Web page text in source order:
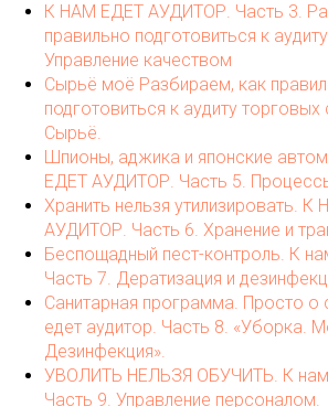
К НАМ ЕДЕТ АУДИТОР. Часть 3.
правильно подготовиться к
Управление качеством
Сырьё моё Разбираем, как
подготовиться к аудиту торговых
Сырьё.
Шпионы, аджика и японские
ЕДЕТ АУДИТОР. Часть 5.
Хранить нельзя утилизировать.
АУДИТОР. Часть 6. Хранение и
Беспощадный пест-контроль. К
Часть 7. Дератизация и
Санитарная программа. Просто
едет аудитор. Часть 8. «Уборка.
Дезинфекция».
УВОЛИТЬ НЕЛЬЗЯ ОБУЧИТЬ. К нам
Часть 9. Управление персоналом.